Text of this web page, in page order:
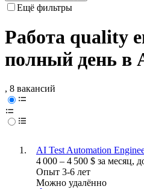
Ещё фильтры
Работа quality
полный день в
, 8 вакансий
AI Test Automation
4 000 – 4 500 $ за месяц,
Опыт 3-6 лет
Можно удалённо